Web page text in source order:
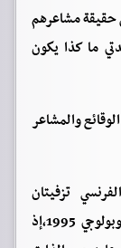
حقيقة مشاعرهم
ما كذا يكون
والمشاعر
تزفيتان
تودوروف في كتابه, الحياة المشتركة: بحث أنثروبولوجي 1995،إذ